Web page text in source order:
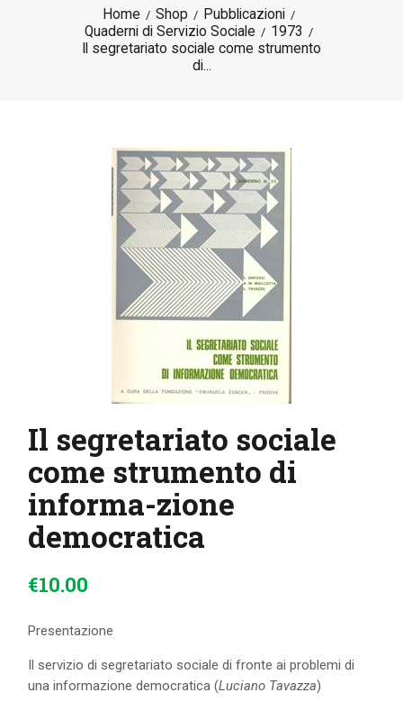
Home Shop
Pubblicazioni
Quaderni di Servizio Sociale
1973
Il segretariato sociale come strumento
di...
NEWS
DONA ORA
Il segretariato sociale
come strumento di
informa-zione
democratica
€10.00
Presentazione
Il servizio di segretariato sociale di fronte ai problemi di
una informazione democratica (Luciano Tavazza)